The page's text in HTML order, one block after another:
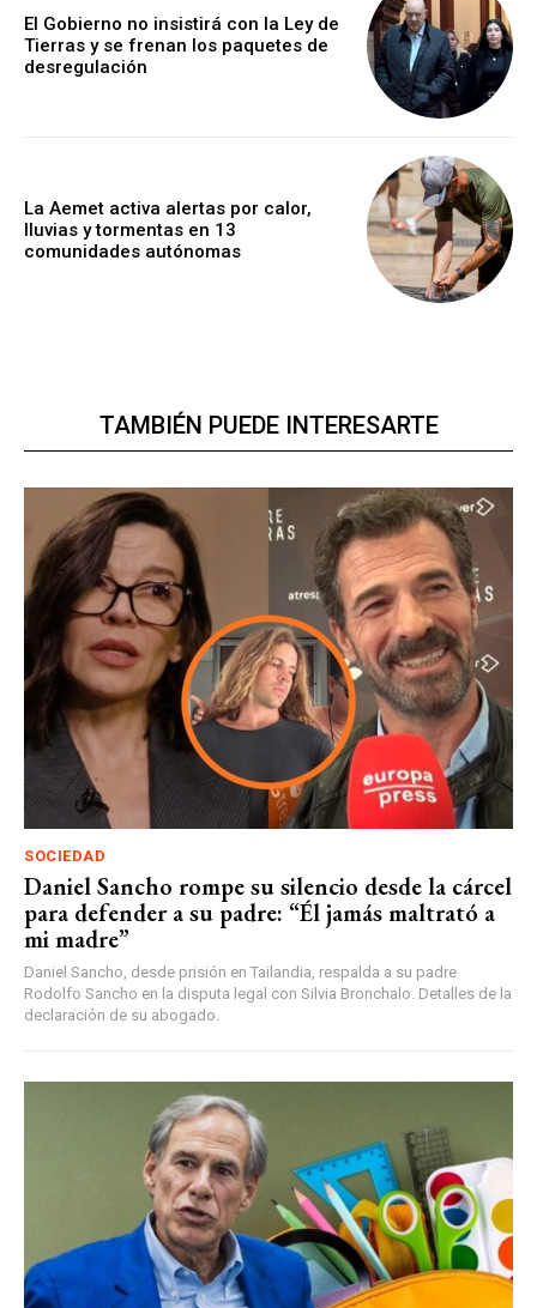
El Gobierno no insistirá con la Ley de
Tierras y se frenan los paquetes de
desregulación
La Aemet activa alertas por calor,
lluvias y tormentas en 13
comunidades autónomas
TAMBIÉN PUEDE INTERESARTE
SOCIEDAD
Daniel Sancho rompe su silencio desde la cárcel
para defender a su padre: “Él jamás maltrató a
mi madre”
Daniel Sancho, desde prisión en Tailandia, respalda a su padre
Rodolfo Sancho en la disputa legal con Silvia Bronchalo. Detalles de la
declaración de su abogado.